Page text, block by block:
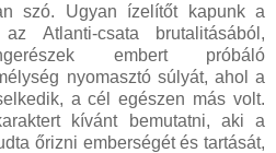
szó. Ugyan ízelítőt kapunk a
Atlanti-csata brutalitásából,
embert próbáló
nyomasztó súlyát, ahol a
a cél egészen más volt.
kívánt bemutatni, aki a
őrizni emberségét és tartását,